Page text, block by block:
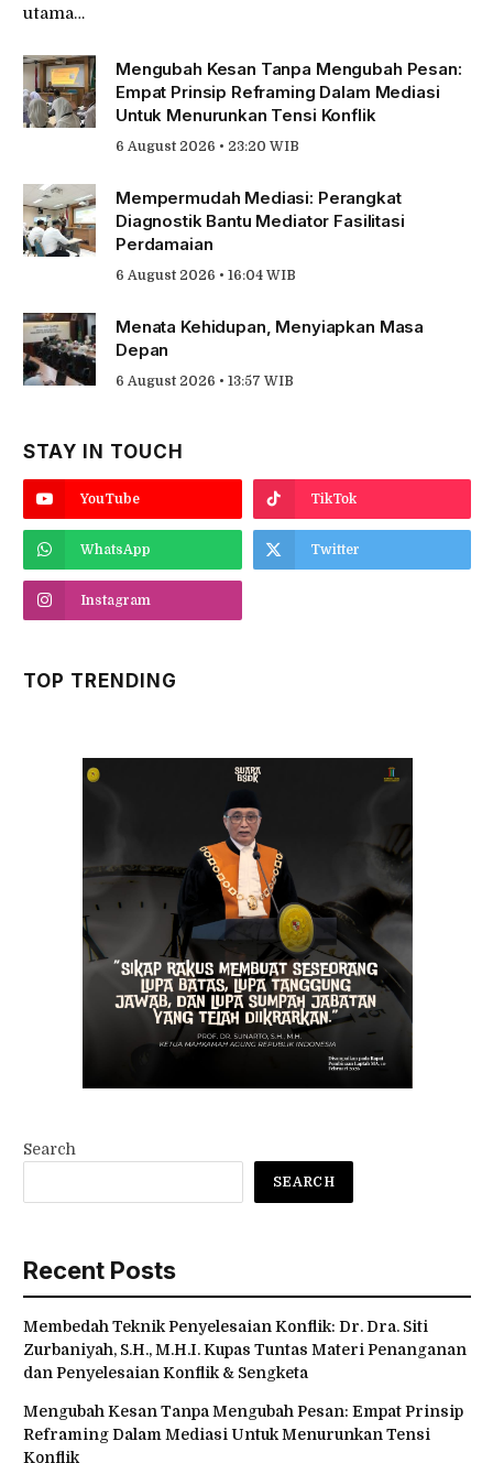
utama…
Mengubah Kesan Tanpa Mengubah Pesan:
Empat Prinsip Reframing Dalam Mediasi
Untuk Menurunkan Tensi Konflik
6 August 2026 • 23:20 WIB
Mempermudah Mediasi: Perangkat
Diagnostik Bantu Mediator Fasilitasi
Perdamaian
6 August 2026 • 16:04 WIB
Menata Kehidupan, Menyiapkan Masa
Depan
6 August 2026 • 13:57 WIB
STAY IN TOUCH
YouTube TikTok
WhatsApp Twitter
Instagram
TOP TRENDING
Search
SEARCH
Recent Posts
Membedah Teknik Penyelesaian Konflik: Dr. Dra. Siti
Zurbaniyah, S.H., M.H.I. Kupas Tuntas Materi Penanganan
dan Penyelesaian Konflik & Sengketa
Mengubah Kesan Tanpa Mengubah Pesan: Empat Prinsip
Reframing Dalam Mediasi Untuk Menurunkan Tensi
Konflik